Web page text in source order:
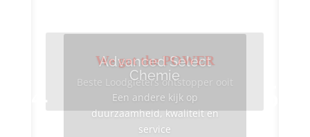
Advanced Select
Chemie
Een andere kijk op
duurzaamheid, kwaliteit en
service
We got the POWER
Beste Loodgieters ontstopper ooit